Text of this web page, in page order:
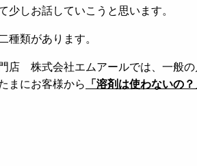
少しお話していこうと思います。
種類があります。
店 株式会社エムアールでは、一般の
まにお客様から
「溶剤は使わないの？